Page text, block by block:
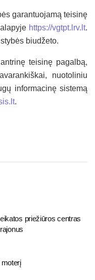
garantuojamą teisinę
https://vgtpt.lrv.lt.
biudžeto.
teisinę pagalbą,
nuotoliniu
informacinę sistemą
.
priežiūros centras